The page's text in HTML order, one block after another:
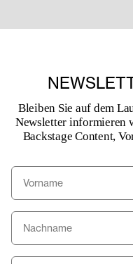
menschlichen Körpers
Bleiben Sie auf dem
Newsletter informieren
Backstage Content,